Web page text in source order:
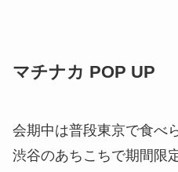
マチナカ POP UP
会期中は普段東京で食べ
渋谷のあちこちで期間限